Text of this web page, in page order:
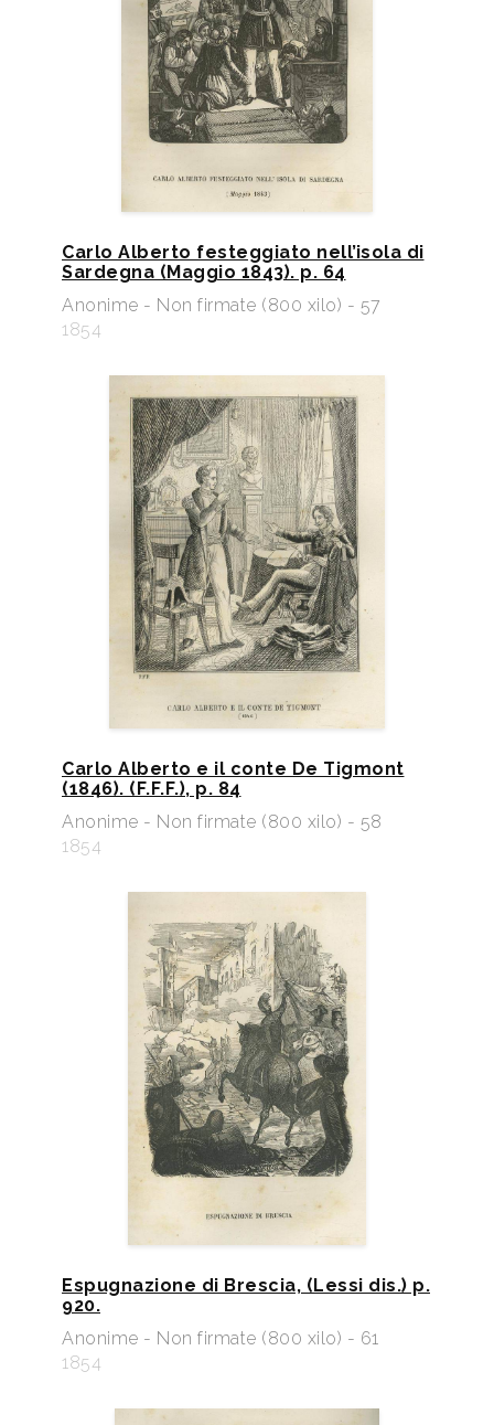
Carlo Alberto festeggiato nell’isola di
Sardegna (Maggio 1843). p. 64
Anonime - Non firmate (800 xilo) - 57
1854
Carlo Alberto e il conte De Tigmont
(1846). (F.F.F.), p. 84
Anonime - Non firmate (800 xilo) - 58
1854
Espugnazione di Brescia, (Lessi dis.) p.
920.
Anonime - Non firmate (800 xilo) - 61
1854